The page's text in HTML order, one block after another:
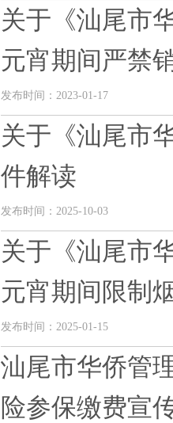
关于《汕尾市
元宵期间严禁
发布时间：2023-01-17
关于《汕尾市
件解读
发布时间：2025-10-03
关于《汕尾市
元宵期间限制
发布时间：2025-01-15
汕尾市华侨管
险参保缴费宣